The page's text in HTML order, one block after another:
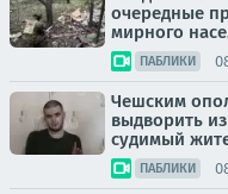
очередные
мирного
ПАБЛИКИ
Чешским
выдворить
судимый
ПАБЛИКИ